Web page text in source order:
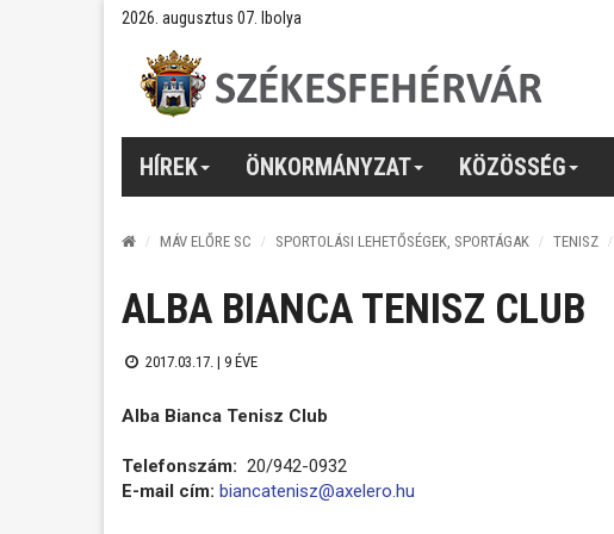
2026. augusztus 07. Ibolya
HÍREK ÖNKORMÁNYZAT KÖZÖSSÉG
MÁV ELŐRE SC SPORTOLÁSI LEHETŐSÉGEK, SPORTÁGAK TENISZ
ALBA BIANCA TENISZ CLUB
2017.03.17. | 9 ÉVE
Alba Bianca Tenisz Club
Telefonszám: 20/942-0932
E-mail cím: biancatenisz@axelero.hu